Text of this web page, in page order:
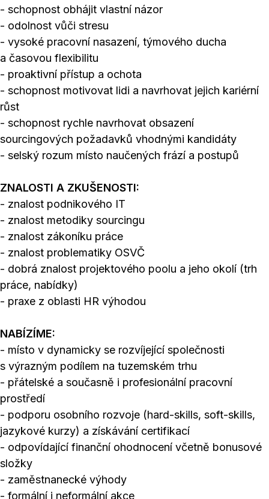
- schopnost obhájit vlastní názor
- odolnost vůči stresu
- vysoké pracovní nasazení, týmového ducha
a časovou flexibilitu
- proaktivní přístup a ochota
- schopnost motivovat lidi a navrhovat jejich kariérní
růst
- schopnost rychle navrhovat obsazení
sourcingových požadavků vhodnými kandidáty
- selský rozum místo naučených frází a postupů
ZNALOSTI A ZKUŠENOSTI:
- znalost podnikového IT
- znalost metodiky sourcingu
- znalost zákoníku práce
- znalost problematiky OSVČ
- dobrá znalost projektového poolu a jeho okolí (trh
práce, nabídky)
- praxe z oblasti HR výhodou
NABÍZÍME:
- místo v dynamicky se rozvíjející společnosti
s výrazným podílem na tuzemském trhu
- přátelské a současně i profesionální pracovní
prostředí
- podporu osobního rozvoje (hard-skills, soft-skills,
jazykové kurzy) a získávání certifikací
- odpovídající finanční ohodnocení včetně bonusové
složky
- zaměstnanecké výhody
- formální i neformální akce